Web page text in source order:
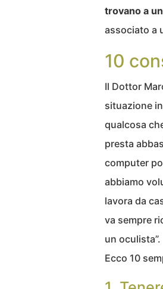
trovano a
associato a
10
Il Dottor
situazione
qualcosa
presta
computer
abbiamo
lavora da
va sempre
un oculista”.
Ecco 10